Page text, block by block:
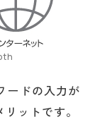
ードの入力が
ットです。